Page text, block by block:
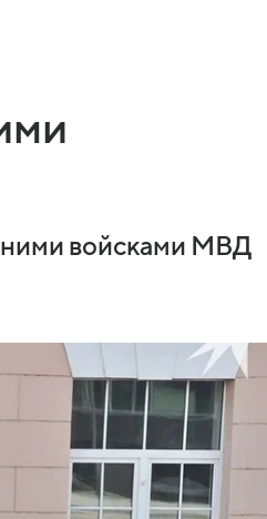
войсками МВД